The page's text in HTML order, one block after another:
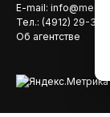
E-mail:
Тел.: (4912) 29-33-
Об агентстве